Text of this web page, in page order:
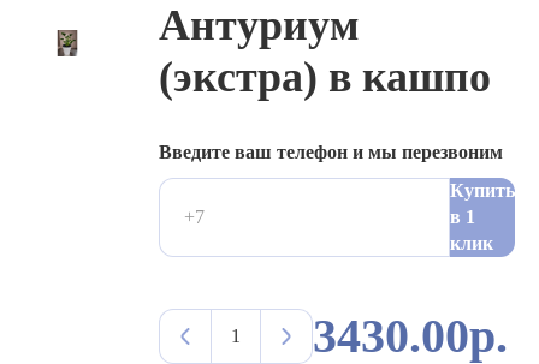
Антуриум
(экстра) в кашпо
Введите ваш телефон и мы перезвоним
Купить
в 1
клик
3430.00р.